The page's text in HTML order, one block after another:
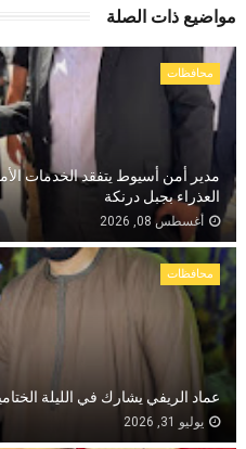
مواضيع ذات الصلة
محافظات
مدير أمن أسيوط يتفقد الخدمات
العذراء بجبل درنكة
أغسطس 08, 2026
محافظات
عماد الريفي يشارك في الليلة
يوليو 31, 2026